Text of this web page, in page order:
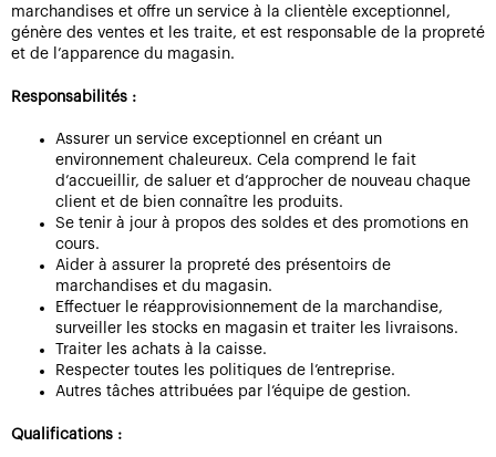
marchandises et offre un service à la clientèle exceptionnel,
génère des ventes et les traite, et est responsable de la propreté
et de l’apparence du magasin.
Responsabilités :
Assurer un service exceptionnel en créant un
environnement chaleureux. Cela comprend le fait
d’accueillir, de saluer et d’approcher de nouveau chaque
client et de bien connaître les produits.
Se tenir à jour à propos des soldes et des promotions en
cours.
Aider à assurer la propreté des présentoirs de
marchandises et du magasin.
Effectuer le réapprovisionnement de la marchandise,
surveiller les stocks en magasin et traiter les livraisons.
Traiter les achats à la caisse.
Respecter toutes les politiques de l’entreprise.
Autres tâches attribuées par l’équipe de gestion.
Qualifications :